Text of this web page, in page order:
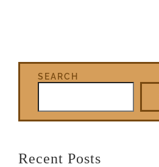
SEARCH
Recent Posts